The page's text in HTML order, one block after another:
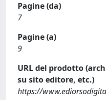
Pagine (da)
7
Pagine (a)
9
URL del prodotto
su sito editore, etc.)
https://